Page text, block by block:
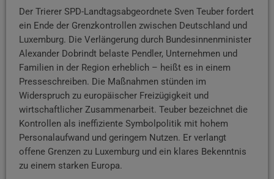
Der Trierer SPD-Landtagsabgeordnete Sven Teuber fordert
ein Ende der Grenzkontrollen zwischen Deutschland und
Luxemburg. Die Verlängerung durch Bundesinnenminister
Alexander Dobrindt belaste Pendler, Unternehmen und
Familien in der Region erheblich – heißt es in einem
Presseschreiben. Die Maßnahmen stünden im
Widerspruch zu europäischer Freizügigkeit und
wirtschaftlicher Zusammenarbeit. Teuber bezeichnet die
Kontrollen als ineffiziente Symbolpolitik mit hohem
Personalaufwand und geringem Nutzen. Er verlangt
offene Grenzen zu Luxemburg und ein klares Bekenntnis
zu einem starken Europa.